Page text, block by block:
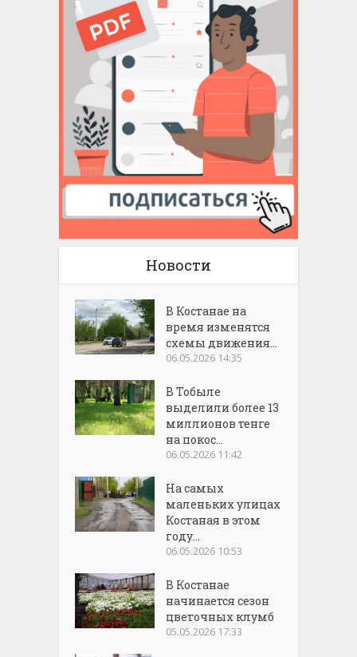
Новости
В Костанае на
время изменятся
схемы движения...
06.05.2026 14:35
В Тобыле
выделили более 13
миллионов тенге
на покос...
06.05.2026 11:42
На самых
маленьких улицах
Костаная в этом
году...
06.05.2026 10:53
В Костанае
начинается сезон
цветочных клумб
05.05.2026 17:33